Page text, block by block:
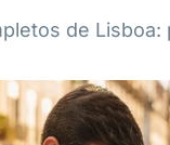
de